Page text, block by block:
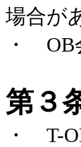
場合が
・ OB
第３
・ T-